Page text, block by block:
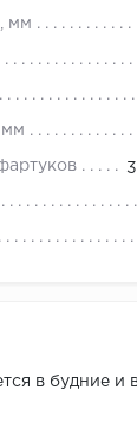
мм
мм
в будние и